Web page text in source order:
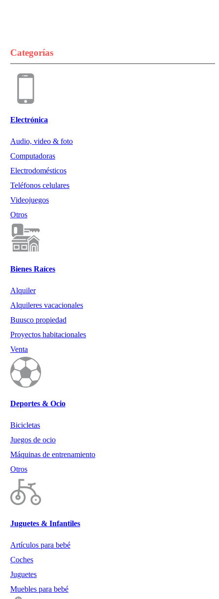
Categorías
Electrónica
Audio, video & foto
Computadoras
Electrodomésticos
Teléfonos celulares
Videojuegos
Otros
Bienes Raíces
Alquiler
Alquileres vacacionales
Buusco propiedad
Proyectos habitacionales
Venta
Deportes & Ocio
Bicicletas
Juegos de ocio
Máquinas de entrenamiento
Otros
Juguetes & Infantiles
Artículos para bebé
Coches
Juguetes
Muebles para bebé